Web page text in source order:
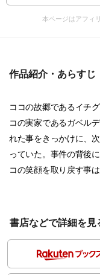
本ページはアフィ
作品紹介・あらすじ
ココの故郷であるイチ
コの実家であるガベル
れた事をきっかけに、
っていた。事件の背後
コの笑顔を取り戻す事
書店などで詳細を見